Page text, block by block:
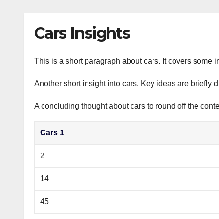
Cars Insights
This is a short paragraph about cars. It covers some
Another short insight into cars. Key ideas are briefly
A concluding thought about cars to round off the
Cars 1
2
14
45